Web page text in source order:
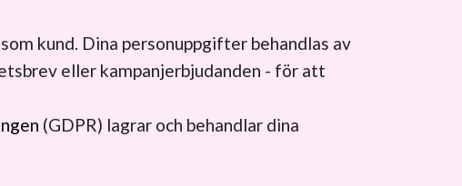
kund. Dina personuppgifter behandlas av
eller kampanjerbjudanden - för att
(GDPR) lagrar och behandlar dina